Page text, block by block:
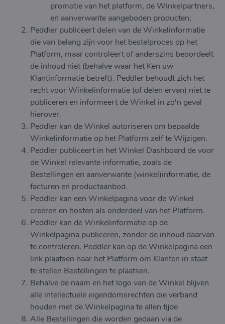
promotie van het platform, de Winkelpartners,
en aanverwante aangeboden producten;
Peddler publiceert delen van de Winkelinformatie
die van belang zijn voor het bestelproces op het
Platform, maar controleert of anderszins beoordeelt
de inhoud niet (behalve waar het Ken uw
Klantinformatie betreft). Peddler behoudt zich het
recht voor Winkelinformatie (of delen ervan) niet te
publiceren en informeert de Winkel in zo'n geval
hierover.
Peddler kan de Winkel autoriseren om bepaalde
Winkelinformatie op het Platform zelf te Wijzigen.
Peddler publiceert in het Winkel Dashboard de voor
de Winkel relevante informatie, zoals de
Bestellingen en aanverwante (winkel)informatie, de
facturen en productaanbod.
Peddler kan een Winkelpagina voor de Winkel
creëren en hosten als onderdeel van het Platform.
Peddler kan de Winkelinformatie op de
Winkelpagina publiceren, zonder de inhoud daarvan
te controleren. Peddler kan op de Winkelpagina een
link plaatsen naar het Platform om Klanten in staat
te stellen Bestellingen te plaatsen.
Behalve de naam en het logo van de Winkel blijven
alle intellectuele eigendomsrechten die verband
houden met de Winkelpagina te allen tijde
Alle Bestellingen die worden gedaan via de